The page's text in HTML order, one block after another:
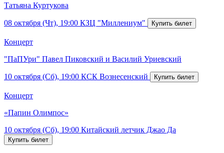
Татьяна Куртукова
08 октября (Чт), 19:00 КЗЦ "Миллениум"
Концерт
"ПаПУри" Павел Пиковский и Василий Уриевский
10 октября (Сб), 19:00 КСК Вознесенский
Концерт
«Папин Олимпос»
10 октября (Сб), 19:00 Китайский летчик Джао Да